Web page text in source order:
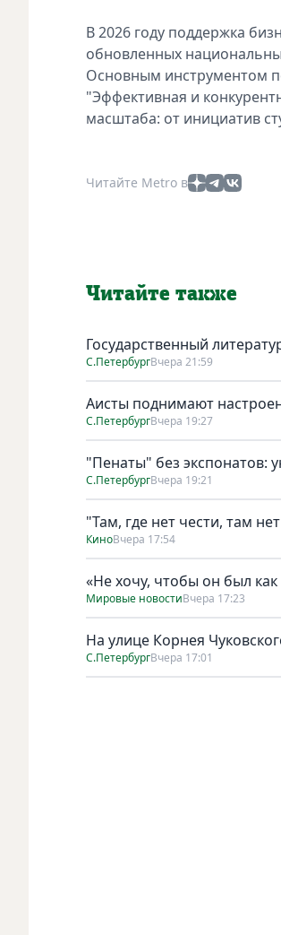
В 2026 году поддержка
обновленных
Основным инструментом
"Эффективная и
масштаба: от инициатив
Читайте Metro в
Читайте также
Государственный
С.ПетербургВчера 21:59
Аисты поднимают
С.ПетербургВчера 19:27
"Пенаты" без экспонатов:
С.ПетербургВчера 19:21
"Там, где нет чести, там
КиноВчера 17:54
«Не хочу, чтобы он был
Мировые новостиВчера 17:23
На улице Корнея
С.ПетербургВчера 17:01